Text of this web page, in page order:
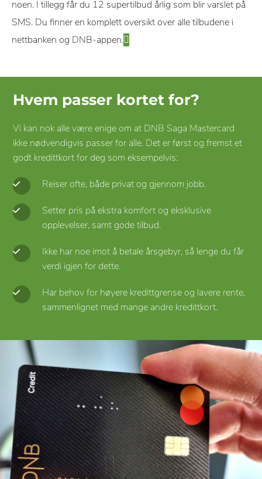
noen. I tillegg får du 12 supertilbud årlig som blir varslet på
SMS. Du finner en komplett oversikt over alle tilbudene i
nettbanken og DNB-appen.
Hvem passer kortet for?
Vi kan nok alle være enige om at DNB Saga Mastercard
ikke nødvendigvis passer for alle. Det er først og fremst et
godt kredittkort for deg som eksempelvis:
Reiser ofte, både privat og gjennom jobb.
Setter pris på ekstra komfort og eksklusive
opplevelser, samt gode tilbud.
Ikke har noe imot å betale årsgebyr, så lenge du får
verdi igjen for dette.
Har behov for høyere kredittgrense og lavere rente,
sammenlignet med mange andre kredittkort.